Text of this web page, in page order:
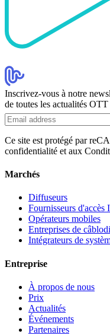
Inscrivez-vous à notre
de toutes les actualités
Ce site est protégé par
confidentialité et aux
Marchés
Diffuseurs
Fournisseurs d'accès
Opérateurs mobiles
Entreprises de
Intégrateurs de
Entreprise
À propos de nous
Prix
Actualités
Événements
Partenaires